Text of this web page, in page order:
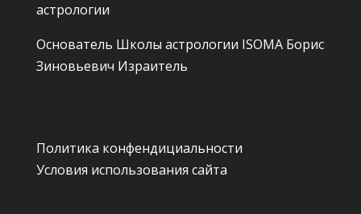
астрологии
Основатель Школы астрологии ISOMA Борис
Зиновьевич Израитель
Политика конфендициальности
Условия использования сайта